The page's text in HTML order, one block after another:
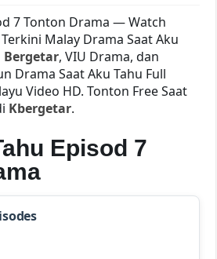
7 Tonton Drama — Watch
Malay Drama Saat Aku
Bergetar, VIU Drama, dan
Drama Saat Aku Tahu Full
Video HD. Tonton Free Saat
Kbergetar.
Episod 7